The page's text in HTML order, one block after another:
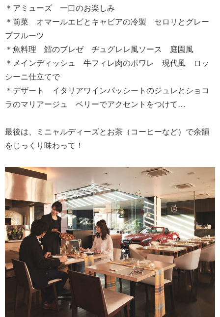
＊アミューズ 一口のお楽しみ
＊前菜 オマールエビとキャビアの冷製 セロリとグレー
プフルーツ
＊魚料理 鱈のブレゼ ヂュグレレ風ソース 庭園風
＊メインディッシュ 牛フィレ肉のポワレ 現代風 ロッ
シーニ仕立てで
＊デザート イタリアワインパッシートのジュレとショコ
ラのマリアージュ ベリーでアクセントをつけて…
最後は、ミニャルディーズとお茶（コーヒーなど）で余韻
をじっくり味わって！